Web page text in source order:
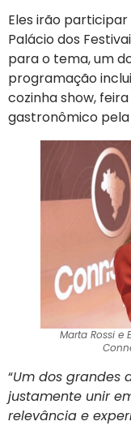
Eles irão
Palácio dos
para o tema, um
programação
cozinha show,
gastronômico pela
Marta Rossi e
“Um dos grandes
justamente unir
relevância e